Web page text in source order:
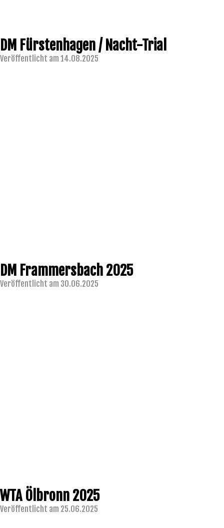
DM Fürstenhagen / Nacht-Trial
Veröffentlicht am 14.08.2025
DM Frammersbach 2025
Veröffentlicht am 30.06.2025
WTA Ölbronn 2025
Veröffentlicht am 25.06.2025